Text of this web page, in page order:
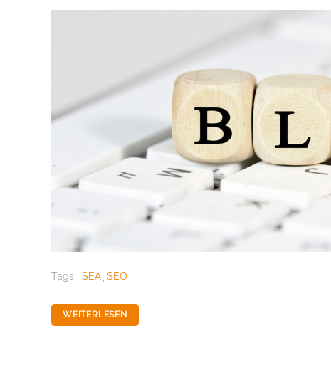
Tags: SEA SEO
WEITERLESEN